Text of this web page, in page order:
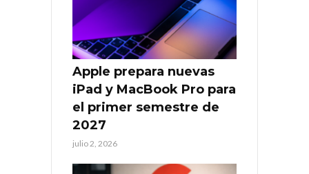
Apple prepara nuevas
iPad y MacBook Pro para
el primer semestre de
2027
julio 2, 2026